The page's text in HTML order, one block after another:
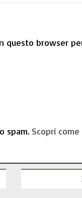
questo browser
spam. Scopri